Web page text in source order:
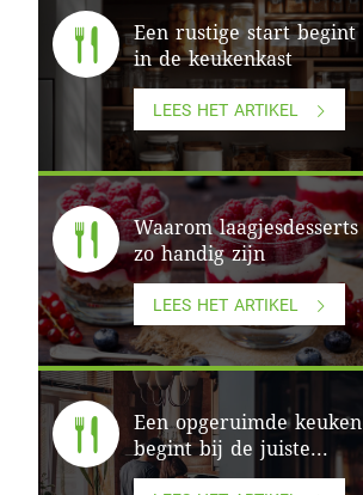
Een rustige start begint
in de keukenkast
LEES HET ARTIKEL
Waarom laagjesdesserts
zo handig zijn
LEES HET ARTIKEL
Een opgeruimde keuken
begint bij de juiste...